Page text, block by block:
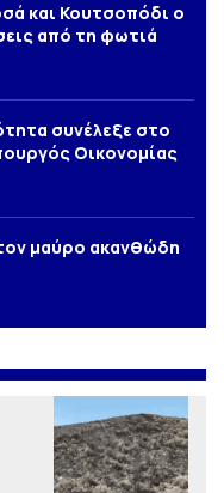
και Κουτσοπόδι ο
από τη φωτιά
συνέλεξε στο
Οικονομίας
μαύρο ακανθώδη